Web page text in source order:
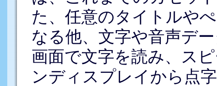
た、任意のタイトルや
なる他、文字や音声デ
画面で文字を読み、ス
ンディスプレイから点